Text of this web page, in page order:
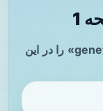
تازه‌ترین مطالب مرتبط با برچسب «genetics» را در این